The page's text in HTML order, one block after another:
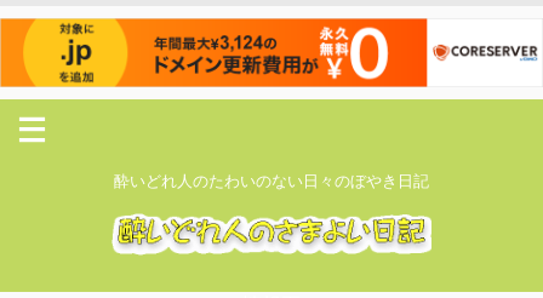
酔いどれ人のたわいのない日々のぼやき日記